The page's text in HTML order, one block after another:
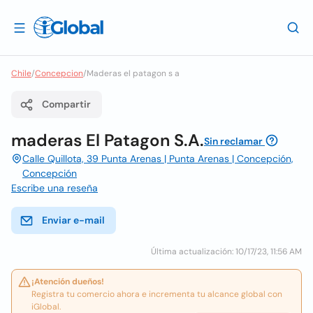
Chile/Concepcion/Maderas el patagon s a
Compartir
maderas El Patagon S.A.Sin reclamar
Calle Quillota, 39 Punta Arenas | Punta Arenas | Concepción,
Concepción
Escribe una reseña
Enviar e-mail
Última actualización: 10/17/23, 11:56 AM
¡Atención dueños!
Registra tu comercio ahora e incrementa tu alcance global con
iGlobal.